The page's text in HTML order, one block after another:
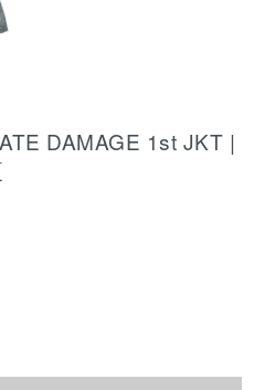
DAMAGE 1st JKT |